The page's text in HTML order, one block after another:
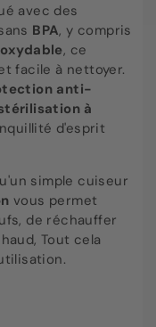
avec des
BPA, y compris
, ce
facile à nettoyer.
anti-
à
d'esprit
simple cuiseur
vous permet
de réchauffer
Tout cela